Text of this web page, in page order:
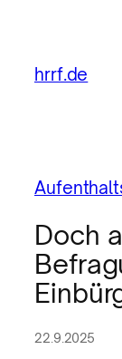
hrrf.de
Doch
22.9.2025